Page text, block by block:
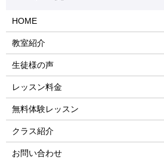
HOME
教室紹介
生徒様の声
レッスン料金
無料体験レッスン
クラス紹介
お問い合わせ